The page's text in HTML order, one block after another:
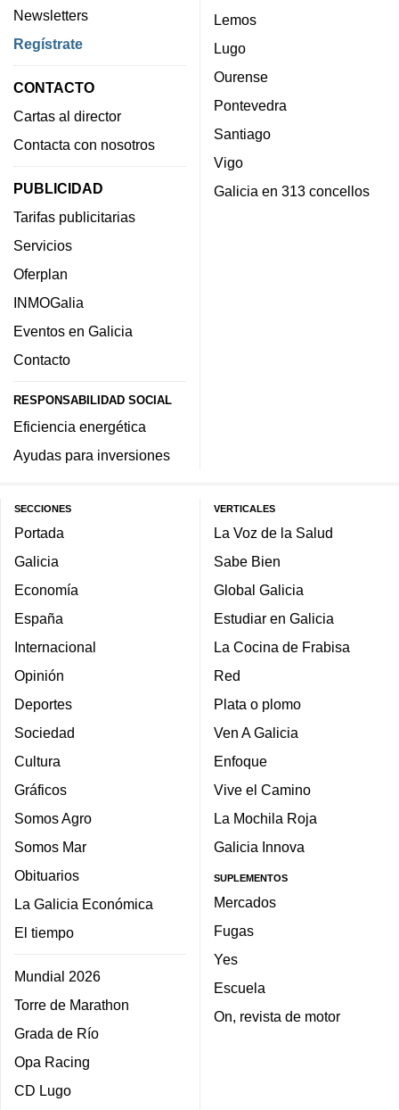
Newsletters
Regístrate
CONTACTO
Cartas al director
Contacta con nosotros
PUBLICIDAD
Tarifas publicitarias
Servicios
Oferplan
INMOGalia
Eventos en Galicia
Contacto
RESPONSABILIDAD SOCIAL
Eficiencia energética
Ayudas para inversiones
Lemos
Lugo
Ourense
Pontevedra
Santiago
Vigo
Galicia en 313 concellos
SECCIONES
Portada
Galicia
Economía
España
Internacional
Opinión
Deportes
Sociedad
Cultura
Gráficos
Somos Agro
Somos Mar
Obituarios
La Galicia Económica
El tiempo
Mundial 2026
Torre de Marathon
Grada de Río
Opa Racing
CD Lugo
VERTICALES
La Voz de la Salud
Sabe Bien
Global Galicia
Estudiar en Galicia
La Cocina de Frabisa
Red
Plata o plomo
Ven A Galicia
Enfoque
Vive el Camino
La Mochila Roja
Galicia Innova
SUPLEMENTOS
Mercados
Fugas
Yes
Escuela
On, revista de motor